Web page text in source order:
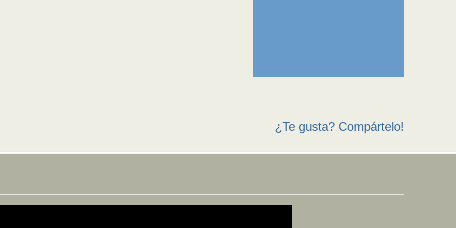
¿Te gusta? Compártelo!